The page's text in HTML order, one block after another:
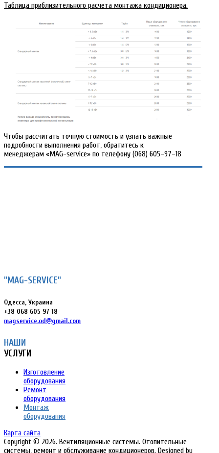
Таблица приблизительного расчета монтажа кондиционера.
Чтобы рассчитать точную стоимость и узнать важные
подробности выполнения работ, обратитесь к
менеджерам «MAG-service» по телефону (068) 605–97–18
"MAG-SERVICE"
Одесса, Украина
+38 068 605 97 18
magservice.od@gmail.com
НАШИ
УСЛУГИ
Изготовление
оборудования
Ремонт
оборудования
Монтаж
оборудования
Карта сайта
Copyright © 2026. Вентиляционные системы. Отопительные
системы, ремонт и обслуживание кондиционеров. Designed by